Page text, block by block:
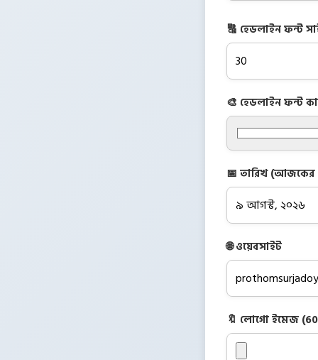
🔠 হেডলাইন ফন্ট
🎨 হেডলাইন ফন্ট
📅 তারিখ (আজকের
🌐 ওয়েবসাইট
🔖 লোগো ইমেজ